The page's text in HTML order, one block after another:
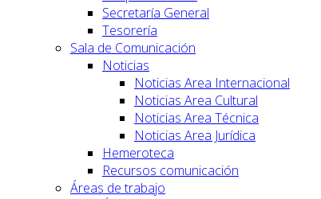
Secretaría General
Tesorería
Sala de Comunicación
Noticias
Noticias Area Internacional
Noticias Area Cultural
Noticias Area Técnica
Noticias Area Jurídica
Hemeroteca
Recursos comunicación
Áreas de trabajo